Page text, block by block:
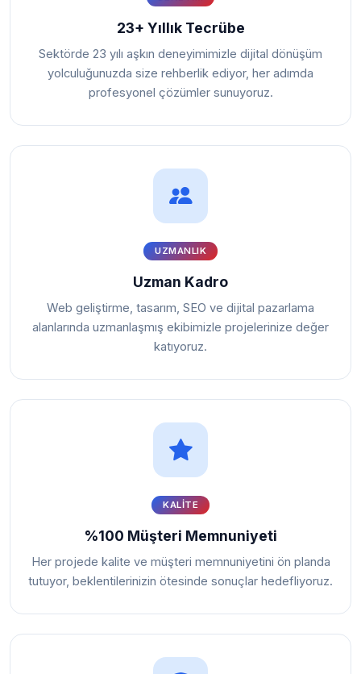
23+ Yıllık Tecrübe
Sektörde 23 yılı aşkın deneyimimizle dijital dönüşüm
yolculuğunuzda size rehberlik ediyor, her adımda
profesyonel çözümler sunuyoruz.
UZMANLIK
Uzman Kadro
Web geliştirme, tasarım, SEO ve dijital pazarlama
alanlarında uzmanlaşmış ekibimizle projelerinize değer
katıyoruz.
KALITE
%100 Müşteri Memnuniyeti
Her projede kalite ve müşteri memnuniyetini ön planda
tutuyor, beklentilerinizin ötesinde sonuçlar hedefliyoruz.